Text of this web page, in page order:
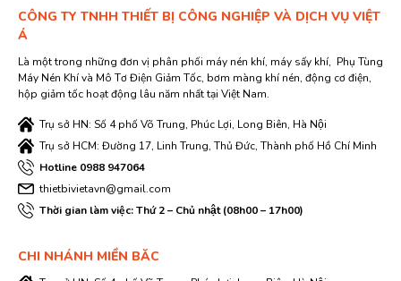
CÔNG TY TNHH THIẾT BỊ CÔNG NGHIỆP VÀ DỊCH VỤ VIỆT
Á
Là một trong những đơn vị phân phối máy nén khí, máy sấy khí, Phụ Tùng
Máy Nén Khí và Mô Tơ Điện Giảm Tốc, bơm màng khí nén, động cơ điện,
hộp giảm tốc hoạt động lâu năm nhất tại Việt Nam.
Trụ sở HN: Số 4 phố Võ Trung, Phúc Lợi, Long Biên, Hà Nội
Trụ sở HCM: Đường 17, Linh Trung, Thủ Đức, Thành phố Hồ Chí Minh
Hotline 0988 947064
thietbivietavn@gmail.com
Thời gian làm việc: Thứ 2 – Chủ nhật (08h00 – 17h00)
CHI NHÁNH MIỀN BĂC